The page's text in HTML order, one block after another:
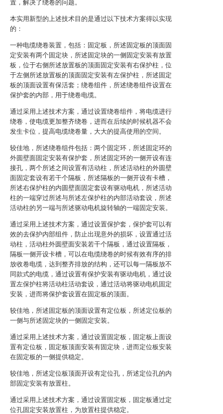
置，解决了绕卷的问题。
本实用新型的上述技术目的是通过以下技术方案得以实现
的：
一种电缆绕卷装置，包括：固定板，所述固定板的顶面固
定安装有两个固定块，所述固定块的一侧固定安装有放置
板，位于右侧所述放置板的顶面固定安装有右保护柱，位
于左侧所述放置板的顶面固定安装有左保护柱，所述固定
板的顶面设置有保活套；绕卷组件，所述绕卷组件设置在
保护套的内部，用于绕卷电缆。
通过采用上述技术方案，通过设置绕卷组件，将电缆进行
绕卷，使电缆更加整齐绕卷，进而在后续的时候机器不会
发生卡位，提高电缆绕卷量，大大的提高使用的空间。
较佳地，所述绕卷组件包括：两个固定环，所述固定环的
外圆壁面固定安装有保护套，所述固定环的一侧开设有连
接孔，两个所述之间设置有活动柱，所述活动柱的外圆壁
面固定套设有若干个隔板，所述隔板的一侧开设有卡槽，
所述右保护柱的内圆壁面固定套设有驱动电机，所述活动
柱的一端穿过所述与所述左保护柱的内部活动套设，所述
活动柱的另一端与所述驱动电机旋转轴的一端固定安装。
通过采用上述技术方案，通过设置保护套，保护套可以有
效的去保护内部组件，防止出现意外的损坏，设置通过活
动柱，活动柱外圆壁面安装若干个隔板，通过设置隔板，
隔板一侧开设卡槽，可以在电缆绕卷的时候有效有序的排
放收卷电缆，达到整齐排放的结构，还可以每一隔板放不
同款式的电缆，通过设置有保护安装有驱动电机，通过设
置左保护柱将活动柱活动套设，通过活动将驱动电机固定
安装，进而将保护套设置在固定板的顶面。
较佳地，所述固定板的顶面设置有定位板，所述定位板的
一侧与所述固定块的一侧固定安装。
通过采用上述技术方案，通过设置固定板，固定板上面设
置有定位板，固定板顶面安装有固定块，进而定位板安装
在固定板的一侧提供稳定。
较佳地，所述定位板顶面开设有定位孔，所述定位孔的内
部固定安装有放置柱。
通过采用上述技术方案，通过设置固定板，固定板通过定
位孔固定安装放置柱，为放置柱提供稳定。